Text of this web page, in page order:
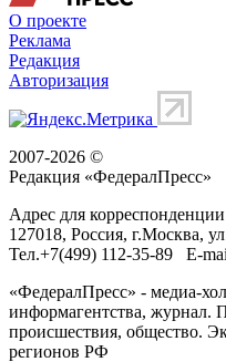
О проекте
Реклама
Редакция
Авторизация
2007-2026 ©
Редакция «ФедералПресс»
Адрес для
127018, Россия, г.Москва,
Тел.+7(499) 112-35-89 E-
«ФедералПресс» - медиа-
информагентства, журнал.
происшествия, общество.
регионов РФ